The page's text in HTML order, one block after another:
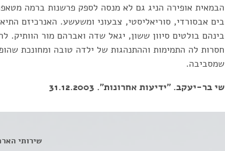
הבמאית אופירה הניג גם לא מנסה לספק פרשנות ברמה
בים אבסורדי, סוריאליסטי, צבעוני ומשעשע. האנרכיזם
בינהם בולטים סיוון ששון, יגאל שדה ואברהם מור הוותיק.
חסרות לה התמימות וההתנהגות של ילדה טובה ומחונכת
שמסביבה.
שי בר-יעקב. "ידיעות אחרונות". 31.12.2003
שירותי